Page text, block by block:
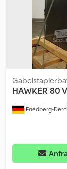
Friedberg-
HAWKER 80